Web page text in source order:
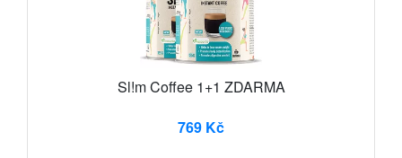
Sl!m Coffee 1+1 ZDARMA
769 Kč